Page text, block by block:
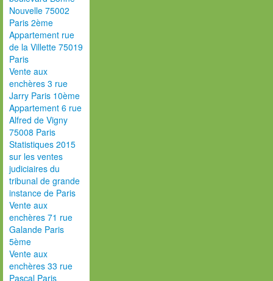
Nouvelle 75002
Paris 2ème
Appartement rue
de la Villette 75019
Paris
Vente aux
enchères 3 rue
Jarry Paris 10ème
Appartement 6 rue
Alfred de Vigny
75008 Paris
Statistiques 2015
sur les ventes
judiciaires du
tribunal de grande
instance de Paris
Vente aux
enchères 71 rue
Galande Paris
5ème
Vente aux
enchères 33 rue
Pascal Paris